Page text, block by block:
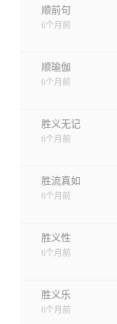
顺前句
6个月前
顺瑜伽
6个月前
胜义无记
6个月前
胜流真如
6个月前
胜义性
6个月前
胜义乐
6个月前